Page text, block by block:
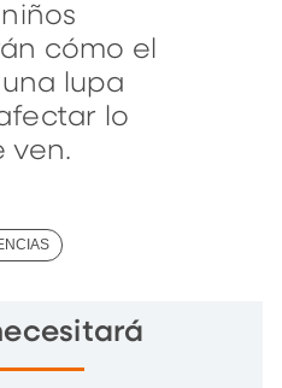
cómo el
lupa
lo
ven.